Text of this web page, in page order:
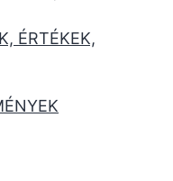
ÉRTÉKEK,